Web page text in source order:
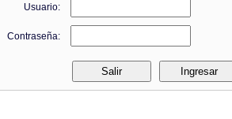
Usuario:
Contraseña: